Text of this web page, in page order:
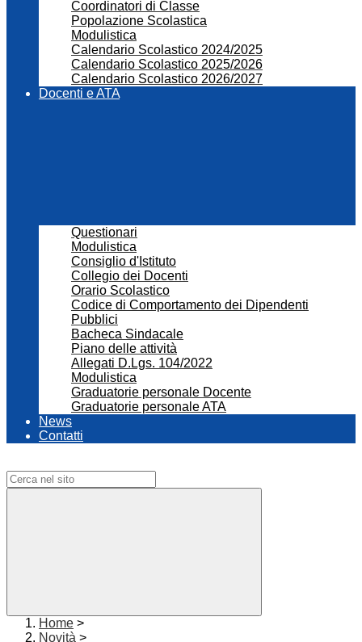
Coordinatori di Classe
Popolazione Scolastica
Modulistica
Calendario Scolastico 2024/2025
Calendario Scolastico 2025/2026
Calendario Scolastico 2026/2027
Docenti e ATA
Questionari
Modulistica
Consiglio d'Istituto
Collegio dei Docenti
Orario Scolastico
Codice di Comportamento dei Dipendenti
Pubblici
Bacheca Sindacale
Piano delle attività
Allegati D.Lgs. 104/2022
Modulistica
Graduatorie personale Docente
Graduatorie personale ATA
News
Contatti
Home >
Novità >